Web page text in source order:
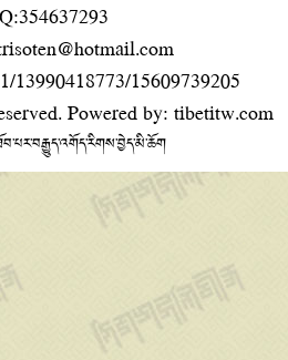
13990418773/15609739205
Powered by: tibetitw.com